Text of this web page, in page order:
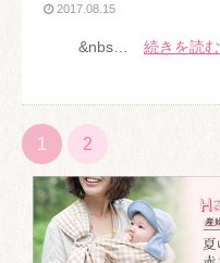
2017.08.15
&nbs… 続きを読む
1 2